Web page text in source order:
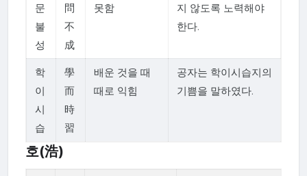
문
불
성
問
不
成
못함
지 않도록 노력해야
한다.
학
이
시
습
學
而
時
習
배운 것을 때
때로 익힘
공자는 학이시습지의
기쁨을 말하였다.
호(浩)